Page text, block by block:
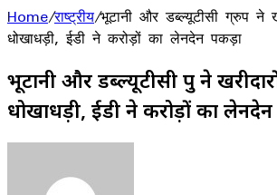
Home/राष्ट्रीय/भूटानी और डब्ल्यूटीसी ग्रुप ने
धोखाधड़ी, ईडी ने करोड़ों का लेनदेन पकड़ा
भूटानी और डब्ल्यूटीसी ग्रुप ने
धोखाधड़ी, ईडी ने करोड़ों का